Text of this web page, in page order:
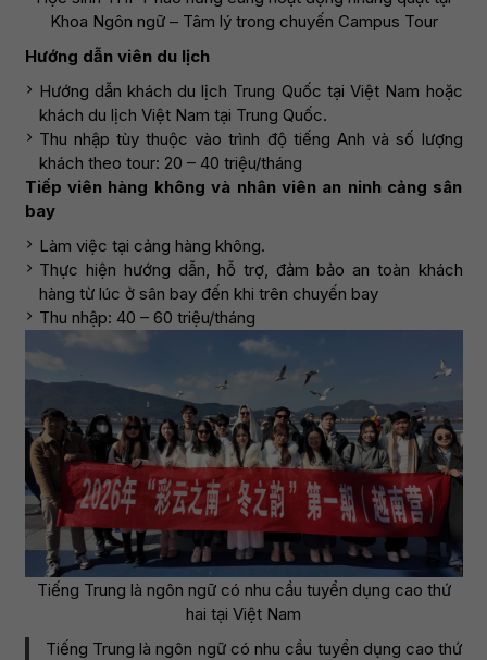
Khoa Ngôn ngữ – Tâm lý trong chuyến Campus Tour
Hướng dẫn viên du lịch
Hướng dẫn khách du lịch Trung Quốc tại Việt Nam hoặc
khách du lịch Việt Nam tại Trung Quốc.
Thu nhập tùy thuộc vào trình độ tiếng Anh và số lượng
khách theo tour: 20 – 40 triệu/tháng
Tiếp viên hàng không và nhân viên an ninh cảng sân
bay
Làm việc tại cảng hàng không.
Thực hiện hướng dẫn, hỗ trợ, đảm bảo an toàn khách
hàng từ lúc ở sân bay đến khi trên chuyến bay
Thu nhập: 40 – 60 triệu/tháng
Tiếng Trung là ngôn ngữ có nhu cầu tuyển dụng cao thứ
hai tại Việt Nam
Tiếng Trung là ngôn ngữ có nhu cầu tuyển dụng cao thứ